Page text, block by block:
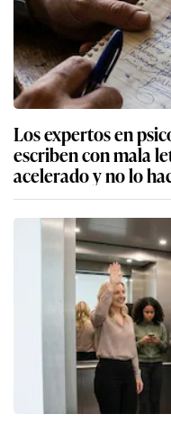
Los expertos en
escriben con mala
acelerado y no lo